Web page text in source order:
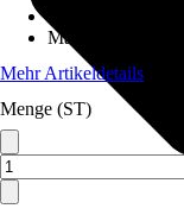
Maße (BxH)
Mehr Artikeldetails
Menge (ST)